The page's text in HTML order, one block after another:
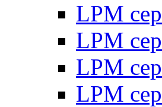
LPM
LPM
LPM
LPM